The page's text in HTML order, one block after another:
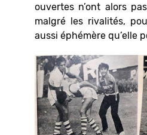
ouvertes n’ont alors
malgré les rivalités,
aussi éphémère qu’elle